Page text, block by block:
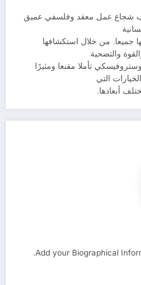
شجاع عمل معقد وفلسفي عميق
جميعا. من خلال استكشافها
والتضحية
تأملا مقنعا ومثيرًا
التي
أبعادها.
Add your Biographical